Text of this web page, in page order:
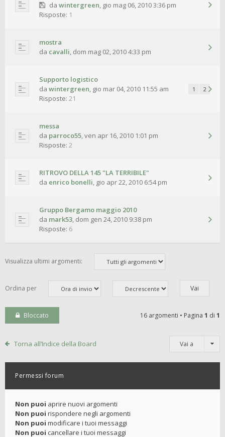
da wintergreen, gio mag 06, 2010 3:36 pm
Risposte: 1
mostra
da cavalli, dom mag 02, 2010 4:33 pm
Supporto logistico
da wintergreen, gio mar 04, 2010 11:55 am 1 2
Risposte: 21
messa
da parroco55,ven apr 16, 2010 1:01 pm
Risposte: 2
RITROVO DELLA 145 "LA TERRIBILE"
da enrico bonelli, gio apr 22, 2010 6:54 pm
Gruppo Bergamo maggio 2010
da mark53, dom gen 24, 2010 9:38 pm
Risposte: 6
Visualizza ultimi argomenti:
Ordina per
Bloccato 16 argomenti • Pagina 1 di 1
Torna all’Indice della Board Vai a
Permessi forum
Non puoi aprire nuovi argomenti
Non puoi rispondere negli argomenti
Non puoi modificare i tuoi messaggi
Non puoi cancellare i tuoi messaggi